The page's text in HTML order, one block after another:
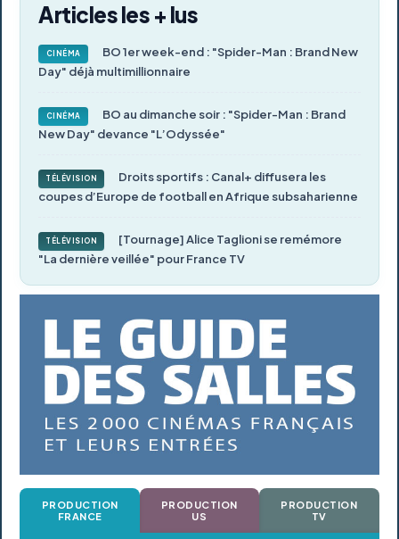
Articles les + lus
CINÉMA
BO 1er week-end : "Spider-Man : Brand New
Day" déjà multimillionnaire
CINÉMA
BO au dimanche soir : "Spider-Man : Brand
New Day" devance "L’Odyssée"
TÉLÉVISION
Droits sportifs : Canal+ diffusera les
coupes d’Europe de football en Afrique subsaharienne
TÉLÉVISION
[Tournage] Alice Taglioni se remémore
"La dernière veillée" pour France TV
PRODUCTION
FRANCE
PRODUCTION
US
PRODUCTION
TV